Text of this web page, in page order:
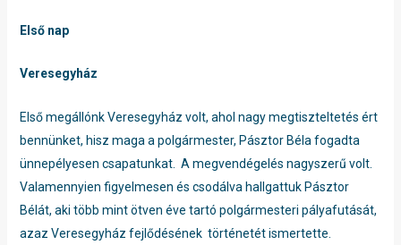
Első nap
Veresegyház
Első megállónk Veresegyház volt, ahol nagy megtiszteltetés ért
bennünket, hisz maga a polgármester, Pásztor Béla fogadta
ünnepélyesen csapatunkat. A megvendégelés nagyszerű volt.
Valamennyien figyelmesen és csodálva hallgattuk Pásztor
Bélát, aki több mint ötven éve tartó polgármesteri pályafutását,
azaz Veresegyház fejlődésének történetét ismertette.